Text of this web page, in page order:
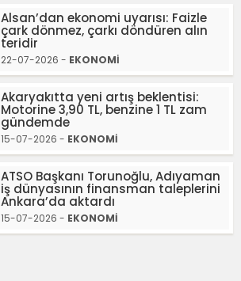
Alsan’dan ekonomi uyarısı: Faizle
çark dönmez, çarkı döndüren alın
teridir
22-07-2026 - EKONOMİ
Akaryakıtta yeni artış beklentisi:
Motorine 3,90 TL, benzine 1 TL zam
gündemde
15-07-2026 - EKONOMİ
ATSO Başkanı Torunoğlu, Adıyaman
iş dünyasının finansman taleplerini
Ankara’da aktardı
15-07-2026 - EKONOMİ